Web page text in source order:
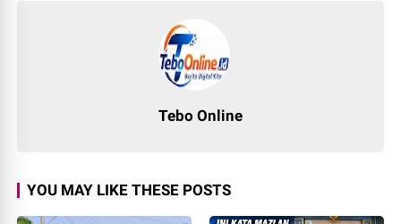
Tebo Online
YOU MAY LIKE THESE POSTS